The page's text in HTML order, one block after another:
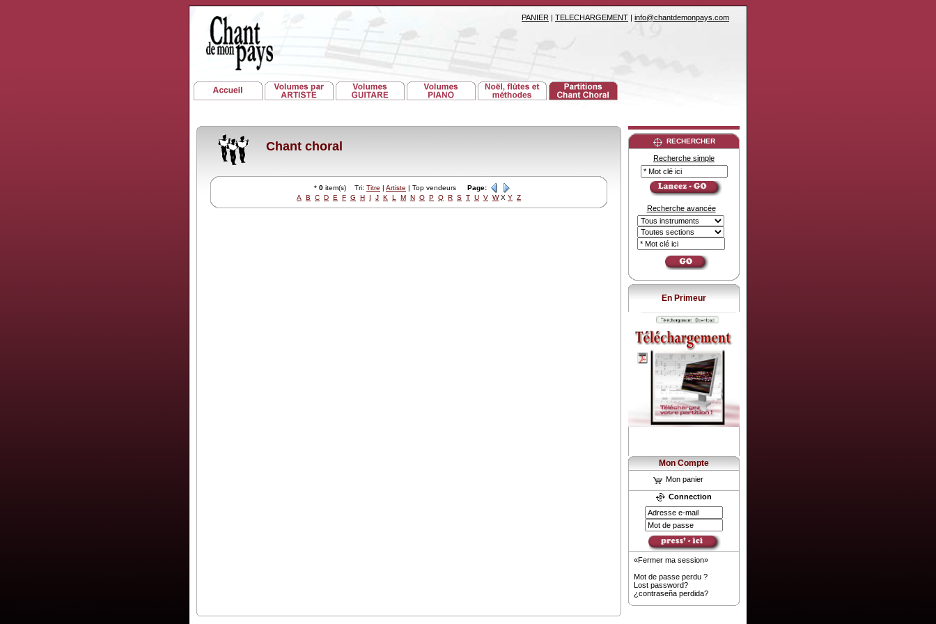
PANIER | TELECHARGEMENT | info@chantdemonpays.com
Chant choral
* 0 item(s) Tri: Titre | Artiste | Top vendeurs
Page:
A
B C D E F G H I J K L M N O P Q R S T U V WX Y Z
RECHERCHER
Recherche simple
Recherche avancée
En Primeur
Mon Compte
Mon panier
Connection
«Fermer ma session»
Mot de passe perdu ?
Lost password?
¿contraseña perdida?